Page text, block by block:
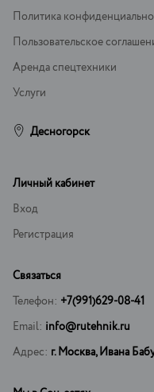
Политика
Пользовательское
Аренда спецтехники
Услуги
Десногорск
Личный кабинет
Вход
Регистрация
Связаться
Телефон: +7(991)629-08-41
Email: info@rutehnik.ru
Адрес: г. Москва, Ивана